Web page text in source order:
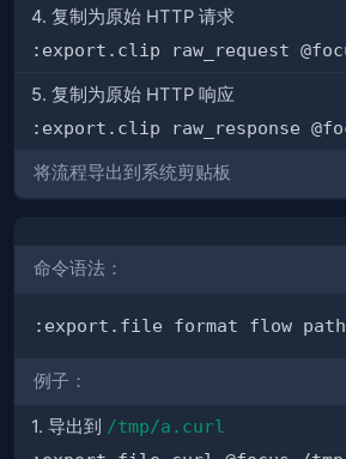
4. 复制为原始 HTTP 请求
:export.clip raw_request
5. 复制为原始 HTTP 响应
:export.clip raw_response
将流程导出到系统剪贴板
命令语法：
例子：
1. 导出到 /tmp/a.curl